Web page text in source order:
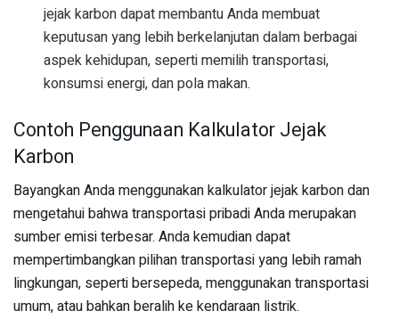
jejak karbon dapat membantu Anda membuat
keputusan yang lebih berkelanjutan dalam berbagai
aspek kehidupan, seperti memilih transportasi,
konsumsi energi, dan pola makan.
Contoh Penggunaan Kalkulator Jejak
Karbon
Bayangkan Anda menggunakan kalkulator jejak karbon dan
mengetahui bahwa transportasi pribadi Anda merupakan
sumber emisi terbesar. Anda kemudian dapat
mempertimbangkan pilihan transportasi yang lebih ramah
lingkungan, seperti bersepeda, menggunakan transportasi
umum, atau bahkan beralih ke kendaraan listrik.